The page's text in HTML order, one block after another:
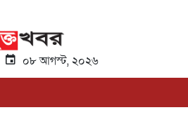
০৮ আগস্ট, ২০২৬